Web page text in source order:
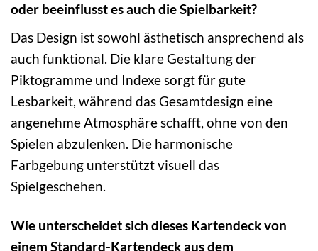
oder beeinflusst es auch die Spielbarkeit?
Das Design ist sowohl ästhetisch ansprechend als
auch funktional. Die klare Gestaltung der
Piktogramme und Indexe sorgt für gute
Lesbarkeit, während das Gesamtdesign eine
angenehme Atmosphäre schafft, ohne von den
Spielen abzulenken. Die harmonische
Farbgebung unterstützt visuell das
Spielgeschehen.
Wie unterscheidet sich dieses Kartendeck von
einem Standard-Kartendeck aus dem